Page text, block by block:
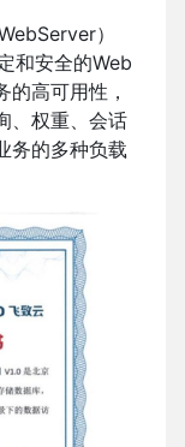
）
和安全的Web
高可用性，
、权重、会话
务的多种负载